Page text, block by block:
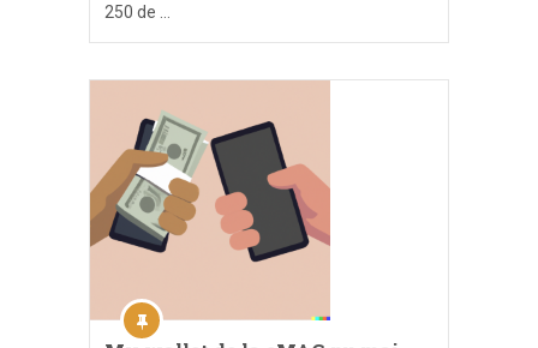
250 de …